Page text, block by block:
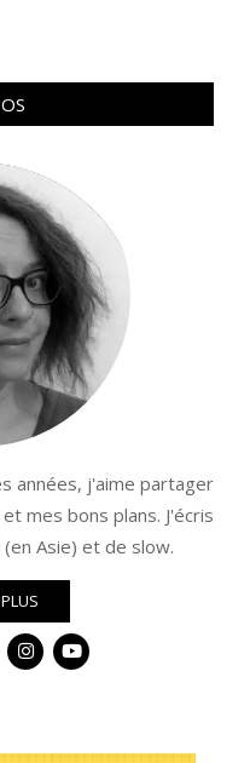
années, j'aime partager
mes bons plans. J'écris
Asie) et de slow.